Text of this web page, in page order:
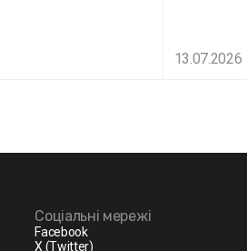
13.07.2026
Соціальні мережі
Facebook
X (Twitter)